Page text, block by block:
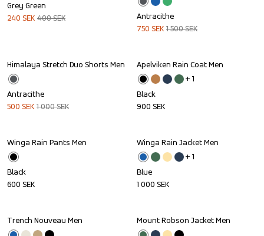
Grey Green
240 SEK 400SEK
Antracithe
750 SEK 1 500SEK
Sale
Himalaya Stretch Duo Shorts Men
Antracithe
500 SEK 1 000SEK
Apelviken Rain Coat Men
+ 1
Black
900 SEK
Winga Rain Pants Men
Black
600 SEK
Winga Rain Jacket Men
+ 1
Blue
1 000 SEK
Outlet
Trench Nouveau Men Outlet
Mount Robson Jacket Men